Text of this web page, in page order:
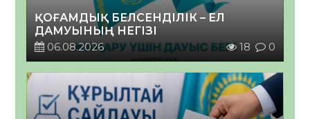
ҚОҒАМДЫҚ БЕЛСЕНДІЛІК – ЕЛ
ДАМУЫНЫҢ НЕГІЗІ
06.08.2026
18 0